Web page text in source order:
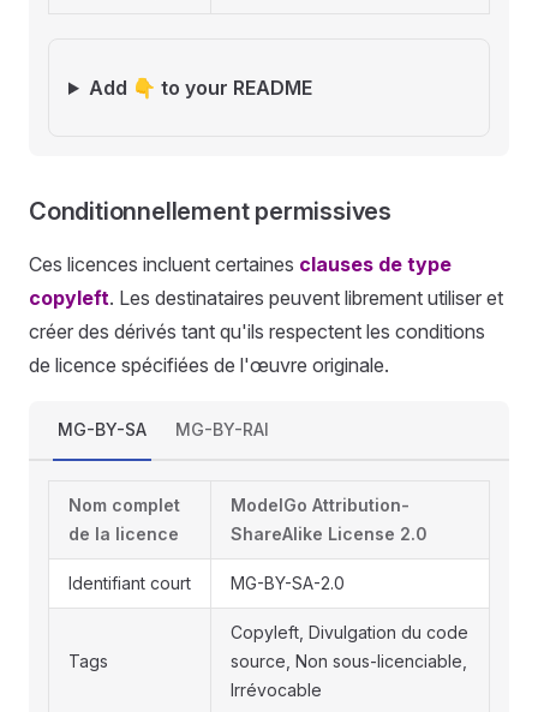
Add 👇 to your README
Conditionnellement permissives
Ces licences incluent certaines clauses de type
copyleft. Les destinataires peuvent librement utiliser et
créer des dérivés tant qu'ils respectent les conditions
de licence spécifiées de l'œuvre originale.
MG-BY-SA MG-BY-RAI
Nom complet
de la licence
ModelGo Attribution-
ShareAlike License 2.0
Identifiant court MG-BY-SA-2.0
Tags
Copyleft, Divulgation du code
source, Non sous-licenciable,
Irrévocable